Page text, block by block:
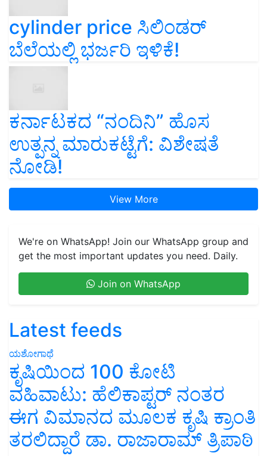
cylinder price ಸಿಲಿಂಡರ್‌
ಬೆಲೆಯಲ್ಲಿ ಭರ್ಜರಿ ಇಳಿಕೆ!
ಕರ್ನಾಟಕದ “ನಂದಿನಿ” ಹೊಸ
ಉತ್ಪನ್ನ ಮಾರುಕಟ್ಟೆಗೆ: ವಿಶೇಷತೆ
ನೋಡಿ!
View More
We're on WhatsApp! Join our WhatsApp group and
get the most important updates you need. Daily.
Join on WhatsApp
Latest feeds
ಯಶೋಗಾಥೆ
ಕೃಷಿಯಿಂದ 100 ಕೋಟಿ
ವಹಿವಾಟು: ಹೆಲಿಕಾಪ್ಟರ್ ನಂತರ
ಈಗ ವಿಮಾನದ ಮೂಲಕ ಕೃಷಿ ಕ್ರಾಂತಿ
ತರಲಿದ್ದಾರೆ ಡಾ. ರಾಜಾರಾಮ್ ತ್ರಿಪಾಠಿ